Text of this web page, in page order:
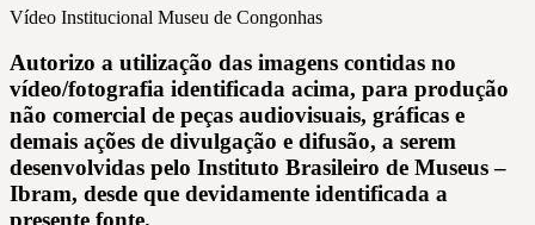
Vídeo Institucional Museu de Congonhas
Autorizo a utilização das imagens contidas no
vídeo/fotografia identificada acima, para produção
não comercial de peças audiovisuais, gráficas e
demais ações de divulgação e difusão, a serem
desenvolvidas pelo Instituto Brasileiro de Museus –
Ibram, desde que devidamente identificada a
presente fonte.